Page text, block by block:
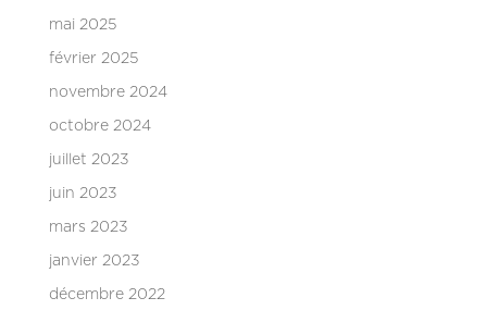
mai 2025
février 2025
novembre 2024
octobre 2024
juillet 2023
juin 2023
mars 2023
janvier 2023
décembre 2022